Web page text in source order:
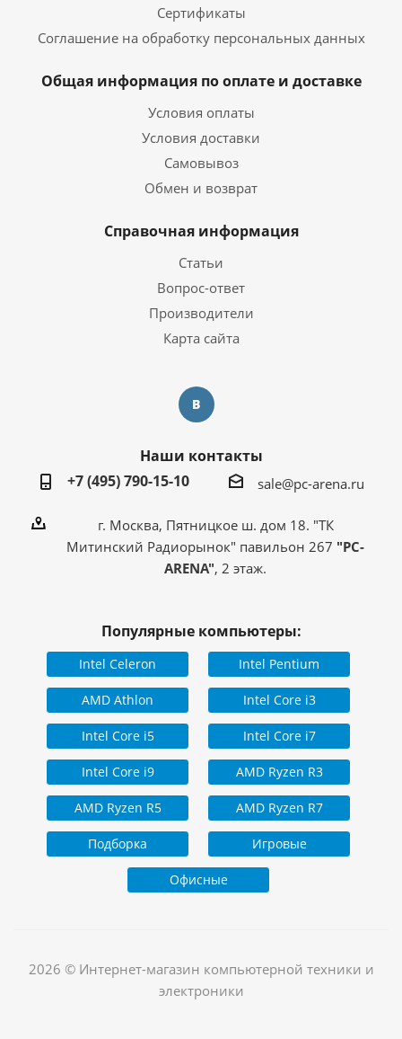
Сертификаты
Соглашение на обработку персональных данных
Общая информация по оплате и доставке
Условия оплаты
Условия доставки
Самовывоз
Обмен и возврат
Справочная информация
Статьи
Вопрос-ответ
Производители
Карта сайта
Наши контакты
+7 (495) 790-15-10
sale@pc-arena.ru
г. Москва, Пятницкое ш. дом 18. "ТК
Митинский Радиорынок" павильон 267 "PC-
ARENA", 2 этаж.
Популярные компьютеры:
Intel Celeron Intel Pentium
AMD Athlon Intel Core i3
Intel Core i5 Intel Core i7
Intel Core i9 AMD Ryzen R3
AMD Ryzen R5 AMD Ryzen R7
Подборка Игровые
Офисные
2026 © Интернет-магазин компьютерной техники и
электроники